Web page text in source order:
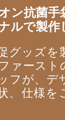
オン抗菌手
ルで製作
グッズを
ァースト
フが、デ
、仕様を